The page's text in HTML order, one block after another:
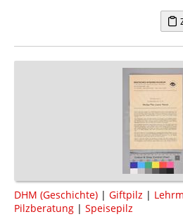
DHM (Geschichte) | Giftpilz |
Pilzberatung | Speisepilz